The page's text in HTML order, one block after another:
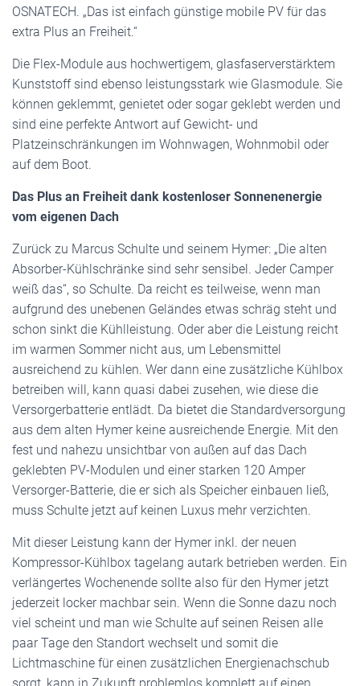
OSNATECH. „Das ist einfach günstige mobile PV für das
extra Plus an Freiheit.“
Die Flex-Module aus hochwertigem, glasfaserverstärktem
Kunststoff sind ebenso leistungsstark wie Glasmodule. Sie
können geklemmt, genietet oder sogar geklebt werden und
sind eine perfekte Antwort auf Gewicht- und
Platzeinschränkungen im Wohnwagen, Wohnmobil oder
auf dem Boot.
Das Plus an Freiheit dank kostenloser Sonnenenergie
vom eigenen Dach
Zurück zu Marcus Schulte und seinem Hymer: „Die alten
Absorber-Kühlschränke sind sehr sensibel. Jeder Camper
weiß das“, so Schulte. Da reicht es teilweise, wenn man
aufgrund des unebenen Geländes etwas schräg steht und
schon sinkt die Kühlleistung. Oder aber die Leistung reicht
im warmen Sommer nicht aus, um Lebensmittel
ausreichend zu kühlen. Wer dann eine zusätzliche Kühlbox
betreiben will, kann quasi dabei zusehen, wie diese die
Versorgerbatterie entlädt. Da bietet die Standardversorgung
aus dem alten Hymer keine ausreichende Energie. Mit den
fest und nahezu unsichtbar von außen auf das Dach
geklebten PV-Modulen und einer starken 120 Amper
Versorger-Batterie, die er sich als Speicher einbauen ließ,
muss Schulte jetzt auf keinen Luxus mehr verzichten.
Mit dieser Leistung kann der Hymer inkl. der neuen
Kompressor-Kühlbox tagelang autark betrieben werden. Ein
verlängertes Wochenende sollte also für den Hymer jetzt
jederzeit locker machbar sein. Wenn die Sonne dazu noch
viel scheint und man wie Schulte auf seinen Reisen alle
paar Tage den Standort wechselt und somit die
Lichtmaschine für einen zusätzlichen Energienachschub